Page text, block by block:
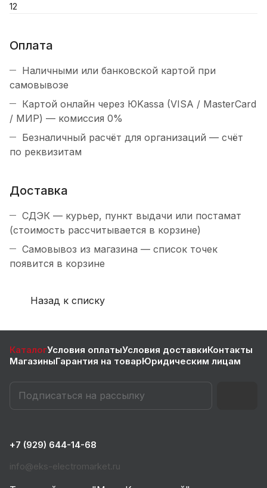
12
Оплата
Наличными или банковской картой при
самовывозе
Картой онлайн через ЮKassa (VISA / MasterCard
/ МИР) — комиссия 0%
Безналичный расчёт для организаций — счёт
по реквизитам
Доставка
СДЭК — курьер, пункт выдачи или постамат
(стоимость рассчитывается в корзине)
Самовывоз из магазина — список точек
появится в корзине
Назад к списку
КаталогУсловия оплатыУсловия доставкиКонтакты
МагазиныГарантия на товарЮридическим лицам
+7 (929) 644-14-68
info@eks-electromarket.ru